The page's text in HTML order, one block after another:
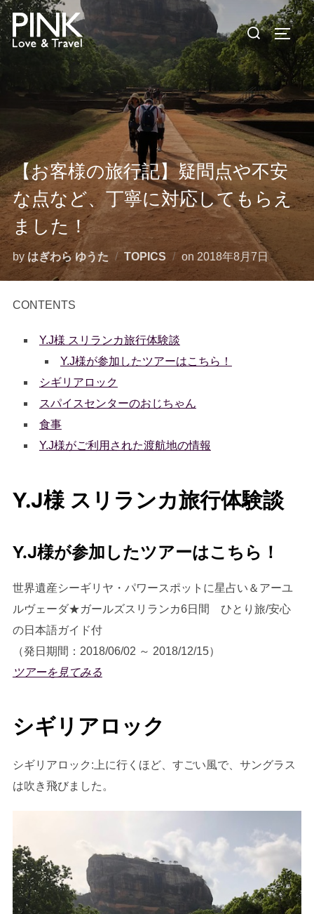
コ
ン
ン
ッ
プ
検
索
対
象:
サイド
【お客様の旅行記】疑問点や不安
な点など、丁寧に対応してもらえ
ました！
by はぎわら ゆうた TOPICS on 投
2018年8月7日
CONTENTS
Y.J様 スリランカ旅行体験談
Y.J様が参加したツアーはこちら！
シギリアロック
スパイスセンターのおじちゃん
食事
Y.J様がご利用された渡航地の情報
Y.J様 スリランカ旅行体験談
Y.J様が参加したツアーはこちら！
世界遺産シーギリヤ・パワースポットに星占い＆アーユ
ルヴェーダ★ガールズスリランカ6日間 ひとり旅/安心
の日本語ガイド付
（発日期間：2018/06/02 ～ 2018/12/15）
ツアーを見てみる
シギリアロック
シギリアロック:上に行くほど、すごい風で、サングラス
は吹き飛びました。